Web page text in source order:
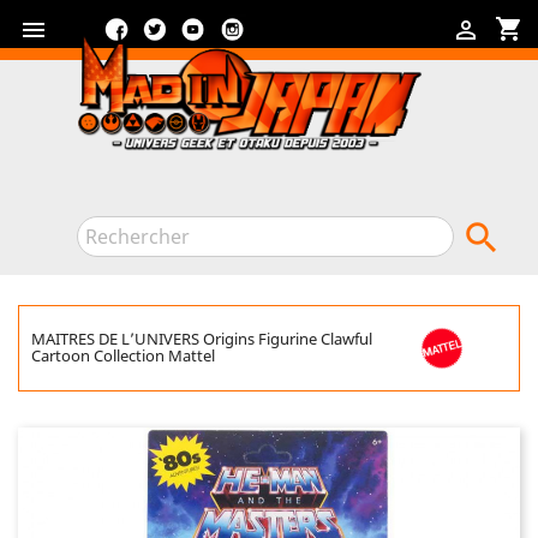
 shopping_cart

FacebookTwitterYouTube

MAITRES DE L’UNIVERS Origins Figurine Clawful
Cartoon Collection Mattel